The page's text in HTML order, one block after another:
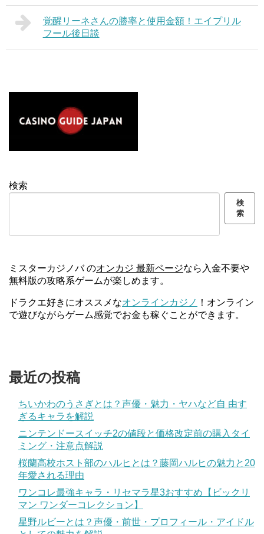
覚醒リーネさんの勝率と使用金額！エイプリル
フール後日談
検索
検
索
ミスターカジノバ のオンカジ 最新ページなら入金不要や
無料版の攻略系ゲームが楽しめます。
ドラクエ好きにオススメなオンラインカジノ ！オンライン
で遊びながらゲーム感覚でお金も稼ぐことができます。
最近の投稿
ちいかわのうさぎとは？声優・魅力・ヤハなど自 由す
ぎるキャラを解説
ニンテンドースイッチ2の値段と価格改定前の購入タイ
ミング・注意点解説
桜蘭高校ホスト部のハルヒとは？藤岡ハルヒの魅力と20
年愛される理由
ワンコレ最強キャラ・リセマラ星3おすすめ【ビックリ
マン ワンダーコレクション】
星野ルビーとは？声優・前世・プロフィール・アイドル